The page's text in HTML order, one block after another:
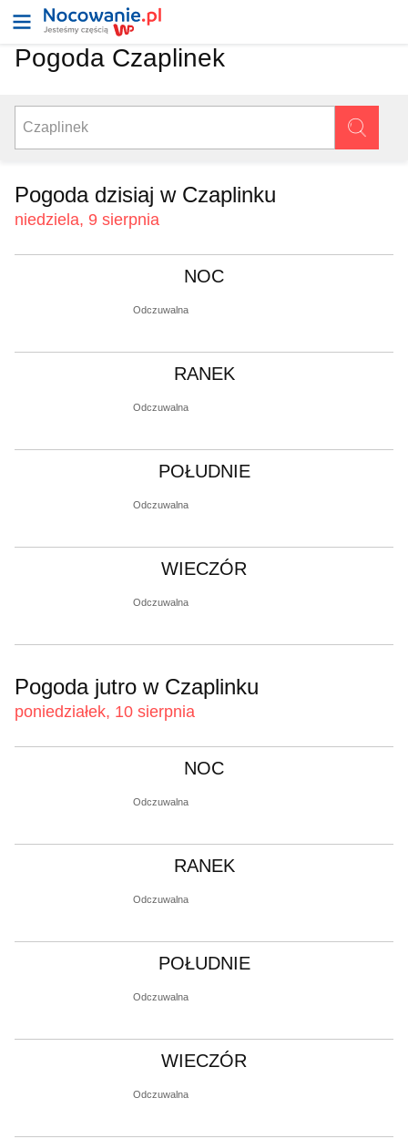
Pogoda Czaplinek
Pogoda dzisiaj w Czaplinku
niedziela, 9 sierpnia
NOC
Odczuwalna
RANEK
Odczuwalna
POŁUDNIE
Odczuwalna
WIECZÓR
Odczuwalna
Pogoda jutro w Czaplinku
poniedziałek, 10 sierpnia
NOC
Odczuwalna
RANEK
Odczuwalna
POŁUDNIE
Odczuwalna
WIECZÓR
Odczuwalna